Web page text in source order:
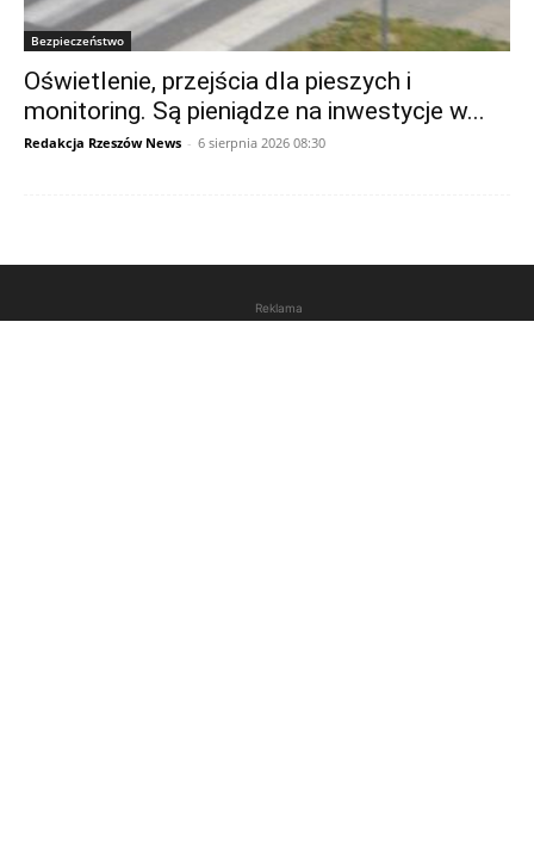
Bezpieczeństwo
Oświetlenie, przejścia dla pieszych i
monitoring. Są pieniądze na inwestycje w...
Redakcja Rzeszów News - 6 sierpnia 2026 08:30
Reklama